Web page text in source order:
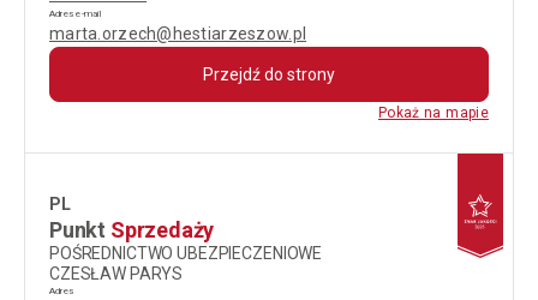
Adres e-mail
marta.orzech@hestiarzeszow.pl
Przejdź do strony
Pokaż na mapie
PL
Punkt Sprzedaży
POŚREDNICTWO UBEZPIECZENIOWE
CZESŁAW PARYS
Adres